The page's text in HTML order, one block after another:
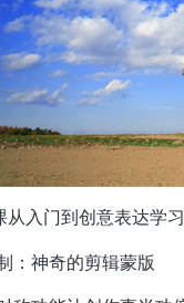
入门到创意表达学
：神奇的剪辑蒙版